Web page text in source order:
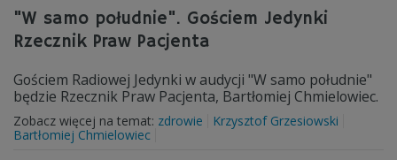
"W samo południe". Gościem Jedynki
Rzecznik Praw Pacjenta
Gościem Radiowej Jedynki w audycji "W samo południe"
będzie Rzecznik Praw Pacjenta, Bartłomiej Chmielowiec.
Zobacz więcej na temat: zdrowie
Krzysztof Grzesiowski
Bartłomiej Chmielowiec